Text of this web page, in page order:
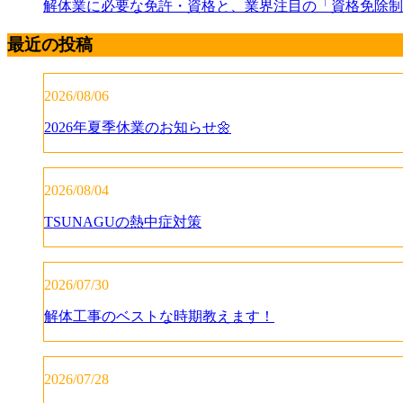
解体業に必要な免許・資格と、業界注目の「資格免除
最近の投稿
2026/08/06
2026年夏季休業のお知らせ🌼
2026/08/04
TSUNAGUの熱中症対策
2026/07/30
解体工事のベストな時期教えます！
2026/07/28